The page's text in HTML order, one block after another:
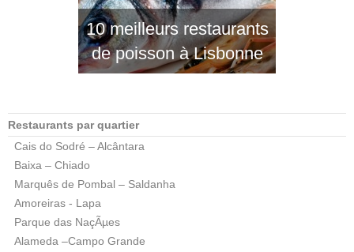
10 meilleurs restaurants
de poisson à Lisbonne
Restaurants par quartier
Cais do Sodré – Alcântara
Baixa – Chiado
Marquês de Pombal – Saldanha
Amoreiras - Lapa
Parque das NaçÃµes
Alameda –Campo Grande